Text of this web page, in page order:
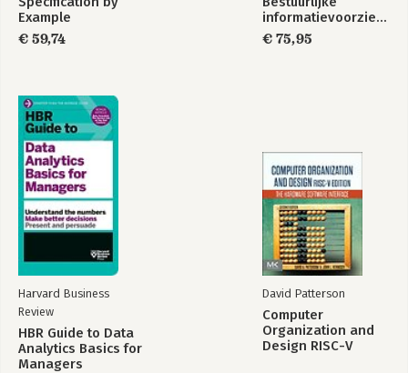
Example
€ 59,74
informatievoorziening
€ 75,95
Harvard Business
Review
HBR Guide to Data
Analytics Basics for
Managers
David Patterson
Computer
Organization and
Design RISC-V